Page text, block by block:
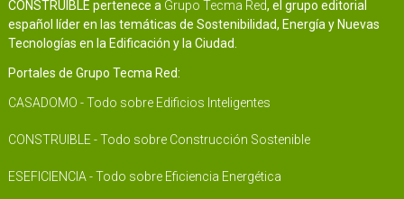
CONSTRUIBLE pertenece a Grupo Tecma Red, el grupo editorial
español líder en las temáticas de Sostenibilidad, Energía y Nuevas
Tecnologías en la Edificación y la Ciudad.
Portales de Grupo Tecma Red:
CASADOMO - Todo sobre Edificios Inteligentes
CONSTRUIBLE - Todo sobre Construcción Sostenible
ESEFICIENCIA - Todo sobre Eficiencia Energética